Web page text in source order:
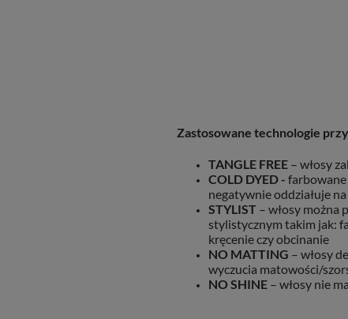
Zastosowane technologie
TANGLE FREE – włosy
COLD DYED - farbowane
negatywnie oddziałuje na
STYLIST – włosy można
stylistycznym takim jak:
kręcenie czy obcinanie
NO MATTING – włosy
wyczucia matowości/
NO SHINE – włosy nie